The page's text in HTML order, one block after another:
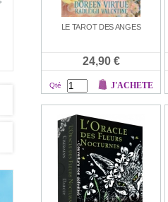
7,80 €
LE TAROT DES ANGES
24,90 €
Qté J'ACHETE